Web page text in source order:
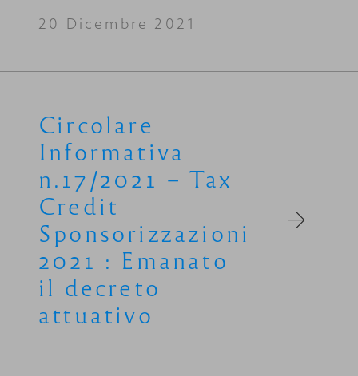
20 Dicembre 2021
Circolare
Informativa
n.17/2021 – Tax
Credit
Sponsorizzazioni
2021 : Emanato
il decreto
attuativo